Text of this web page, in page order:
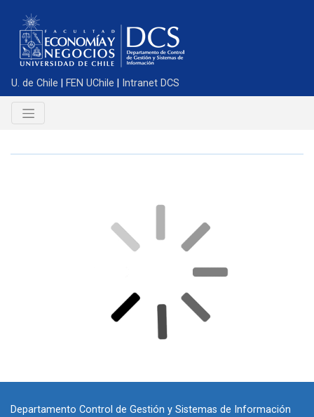
U. de Chile FEN UChile Intranet DCS
Departamento Control de Gestión y Sistemas de Información